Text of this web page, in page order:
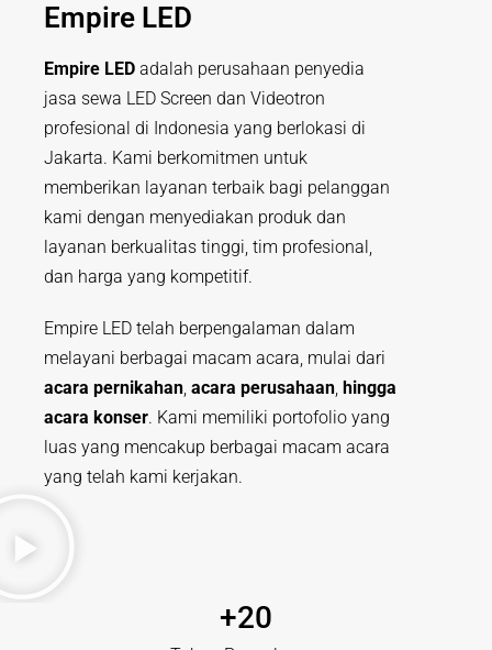
Empire LED
Empire LED adalah perusahaan penyedia
jasa sewa LED Screen dan Videotron
profesional di Indonesia yang berlokasi di
Jakarta. Kami berkomitmen untuk
memberikan layanan terbaik bagi pelanggan
kami dengan menyediakan produk dan
layanan berkualitas tinggi, tim profesional,
dan harga yang kompetitif.
Empire LED telah berpengalaman dalam
melayani berbagai macam acara, mulai dari
acara pernikahan, acara perusahaan, hingga
acara konser. Kami memiliki portofolio yang
luas yang mencakup berbagai macam acara
yang telah kami kerjakan.
+20